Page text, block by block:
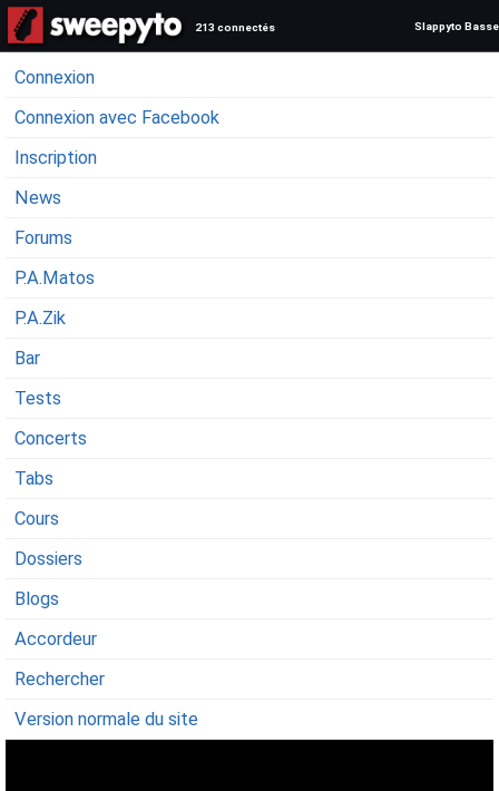
213 connectés Slappyto Basse
Connexion
Connexion avec Facebook
Inscription
News
Forums
P.A.Matos
P.A.Zik
Bar
Tests
Concerts
Tabs
Cours
Dossiers
Blogs
Accordeur
Rechercher
Version normale du site